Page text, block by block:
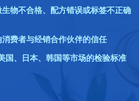
物不合格、配方错误或标签不正确
费者与经销合作伙伴的信任
、日本、韩国等市场的检验标准